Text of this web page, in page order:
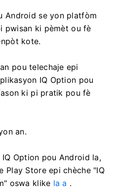
Android se yon platfòm
pwisan ki pèmèt ou fè
kote.
pou telechaje epi
IQ Option pou
ki pi pratik pou fè
an.
Option pou Android la,
Play Store epi chèche "IQ
oswa klike la a .